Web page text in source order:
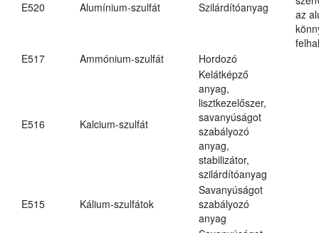
E520 Alumínium-szulfát Szilárdítóanyag
az
E517
Ammónium-szulfát Hordozó
E516 Kalcium-szulfát
Kelátképző
anyag,
lisztkezelőszer,
savanyúságot
szabályozó
anyag,
stabilizátor,
szilárdítóanyag
E515 Kálium-szulfátok
Savanyúságot
szabályozó
anyag